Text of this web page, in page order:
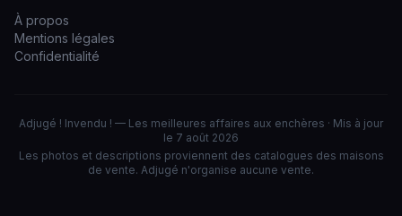
À propos
Mentions légales
Confidentialité
Adjugé ! Invendu ! — Les meilleures affaires aux enchères · Mis à jour
le 7 août 2026
Les photos et descriptions proviennent des catalogues des maisons
de vente. Adjugé n'organise aucune vente.